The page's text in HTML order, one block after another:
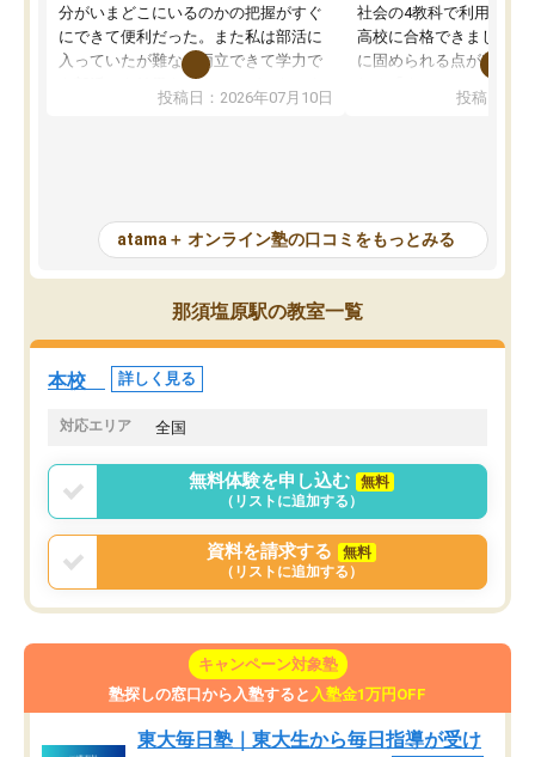
分がいまどこにいるのかの把握がすぐ
にできて便利だった。また私は部活に
入っていたが難なく両立できて学力で
も部活でも結果を残すことができてよ
かった。また問題演習の際に、自分が
が、自分で自分の管理ができない人に
とっては難しい部分もあるのではない
かと思った。
投稿日：2026年07月10日
社会の4教科で利用し、
高校に合格できました。
に固められる点が魅力で
項目のおかげで、手軽
元数が可視化されるので
しながら意欲的に取り組
常に効果を実感している
になった現在も大学受験
して利用しており、自信
すめできる塾です。
投稿日：
atama＋ オンライン塾の口コミをもっとみる
那須塩原駅の教室一覧
本校 詳しく見る
対応エリア 全国
無料体験を申し込む
無料
（リストに追加する）
資料を請求する
無料
（リストに追加する）
キャンペーン対象塾
塾探しの窓口から入塾すると 入塾金1万円OFF
東大毎日塾｜東大生から毎日指導が受け